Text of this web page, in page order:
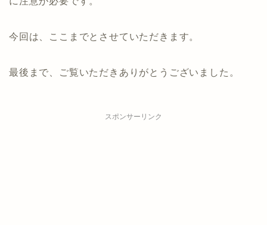
今回は、ここまでとさせていただきます。
最後まで、ご覧いただきありがとうございました。
スポンサーリンク